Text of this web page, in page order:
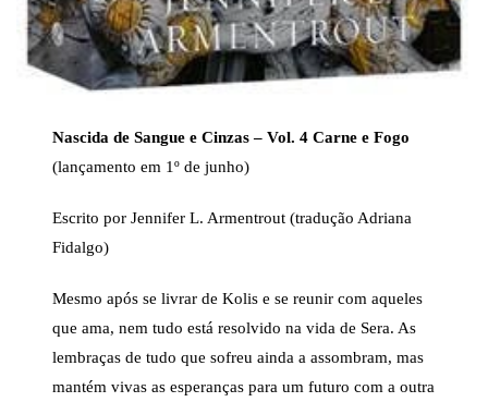
Nascida de Sangue e Cinzas – Vol. 4 Carne e Fogo
(lançamento em 1º de junho)
Escrito por Jennifer L. Armentrout (tradução Adriana
Fidalgo)
Mesmo após se livrar de Kolis e se reunir com aqueles
que ama, nem tudo está resolvido na vida de Sera. As
lembraças de tudo que sofreu ainda a assombram, mas
mantém vivas as esperanças para um futuro com a outra